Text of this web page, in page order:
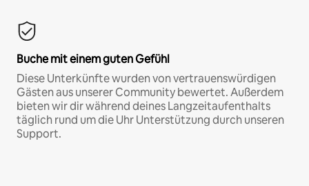
Buche mit einem guten Gefühl
Diese Unterkünfte wurden von vertrauenswürdigen
Gästen aus unserer Community bewertet. Außerdem
bieten wir dir während deines Langzeitaufenthalts
täglich rund um die Uhr Unterstützung durch unseren
Support.